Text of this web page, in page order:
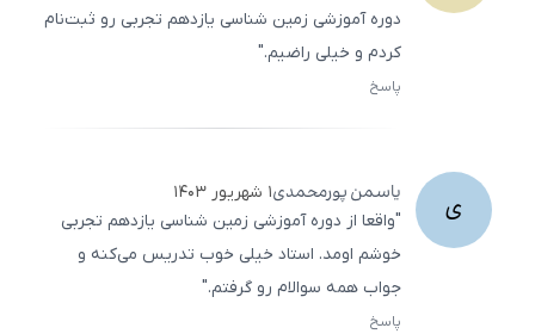
دوره آموزشی زمین شناسی یازدهم تجربی رو ثبت‌نام
کردم و خیلی راضیم."
پاسخ
ی یاسمنپورمحمدی۱ شهریور ۱۴۰۳
"واقعا از دوره آموزشی زمین شناسی یازدهم تجربی
خوشم اومد. استاد خیلی خوب تدریس می‌کنه و
جواب همه سوالام رو گرفتم."
پاسخ